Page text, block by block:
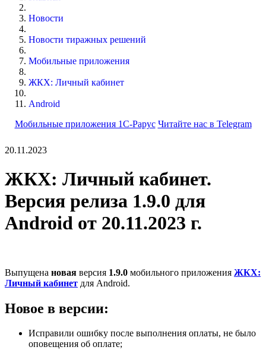
Новости
Новости тиражных решений
Мобильные приложения
ЖКХ: Личный кабинет
Android
Мобильные приложения 1С-Рарус Читайте нас в Telegram
20.11.2023
ЖКХ: Личный кабинет.
Версия релиза 1.9.0 для
Android от 20.11.2023 г.
Выпущена новая версия 1.9.0 мобильного приложения ЖКХ:
Личный кабинет для Аndroid.
Новое в версии:
Исправили ошибку после выполнения оплаты, не было
оповещения об оплате;